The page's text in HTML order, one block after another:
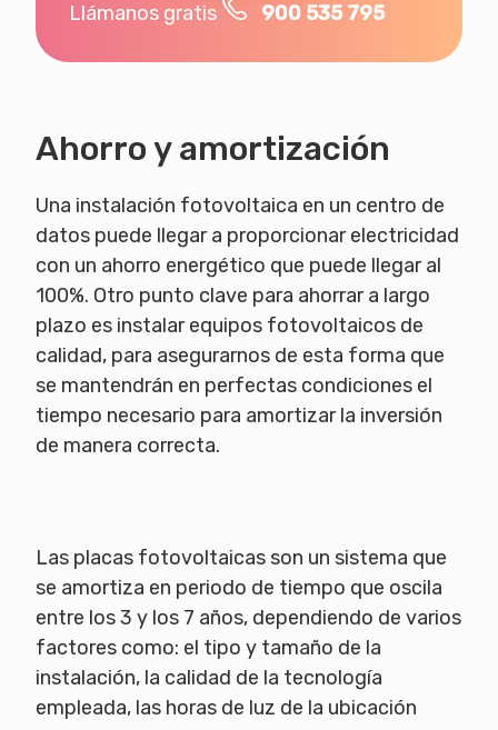
Llámanos gratis 900 535 795
Ahorro y amortización
Una instalación fotovoltaica en un centro de
datos puede llegar a proporcionar electricidad
con un ahorro energético que puede llegar al
100%. Otro punto clave para ahorrar a largo
plazo es instalar equipos fotovoltaicos de
calidad, para asegurarnos de esta forma que
se mantendrán en perfectas condiciones el
tiempo necesario para amortizar la inversión
de manera correcta.
Las placas fotovoltaicas son un sistema que
se amortiza en periodo de tiempo que oscila
entre los 3 y los 7 años, dependiendo de varios
factores como: el tipo y tamaño de la
instalación, la calidad de la tecnología
empleada, las horas de luz de la ubicación